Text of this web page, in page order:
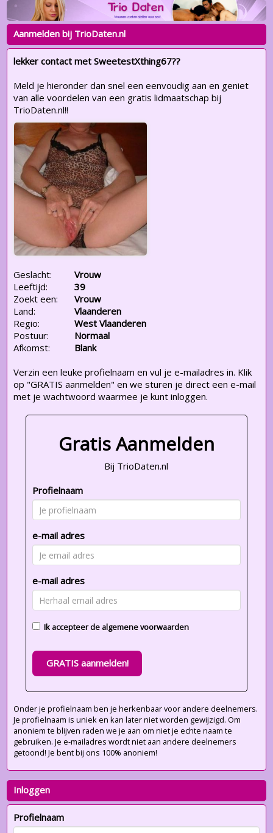
Aanmelden bij TrioDaten.nl
lekker contact met SweetestXthing67??
Meld je hieronder dan snel een eenvoudig aan en geniet
van alle voordelen van een gratis lidmaatschap bij
TrioDaten.nl!!
Geslacht:
Vrouw
Leeftijd:
39
Zoekt een:
Vrouw
Land:
Vlaanderen
Regio:
West Vlaanderen
Postuur:
Normaal
Afkomst:
Blank
Verzin een leuke profielnaam en vul je e-mailadres in. Klik
op "GRATIS aanmelden" en we sturen je direct een e-mail
met je wachtwoord waarmee je kunt inloggen.
Gratis Aanmelden
Bij TrioDaten.nl
Profielnaam
e-mail adres
e-mail adres
Ik accepteer de algemene voorwaarden
GRATIS aanmelden!
Onder je profielnaam ben je herkenbaar voor andere deelnemers.
Je profielnaam is uniek en kan later niet worden gewijzigd. Om
anoniem te blijven raden we je aan om niet je echte naam te
gebruiken. Je e-mailadres wordt niet aan andere deelnemers
getoond! Je bent bij ons 100% anoniem!
Inloggen
Profielnaam